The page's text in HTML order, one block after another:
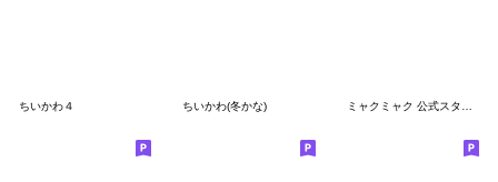
ちいかわ４ ちいかわ(冬かな)